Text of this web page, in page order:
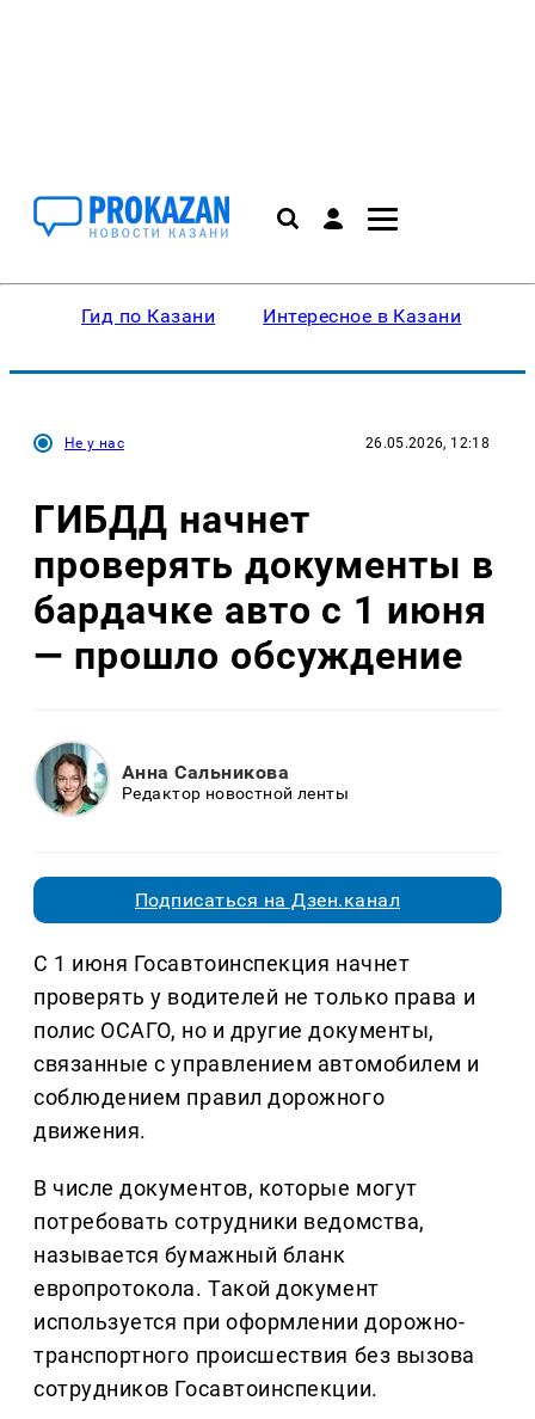
Гид по Казани Интересное в Казани
Не у нас 26.05.2026, 12:18
ГИБДД начнет
проверять документы в
бардачке авто с 1 июня
— прошло обсуждение
Анна Сальникова
Редактор новостной ленты
Подписаться на Дзен.канал
С 1 июня Госавтоинспекция начнет
проверять у водителей не только права и
полис ОСАГО, но и другие документы,
связанные с управлением автомобилем и
соблюдением правил дорожного
движения.
В числе документов, которые могут
потребовать сотрудники ведомства,
называется бумажный бланк
европротокола. Такой документ
используется при оформлении дорожно-
транспортного происшествия без вызова
сотрудников Госавтоинспекции.